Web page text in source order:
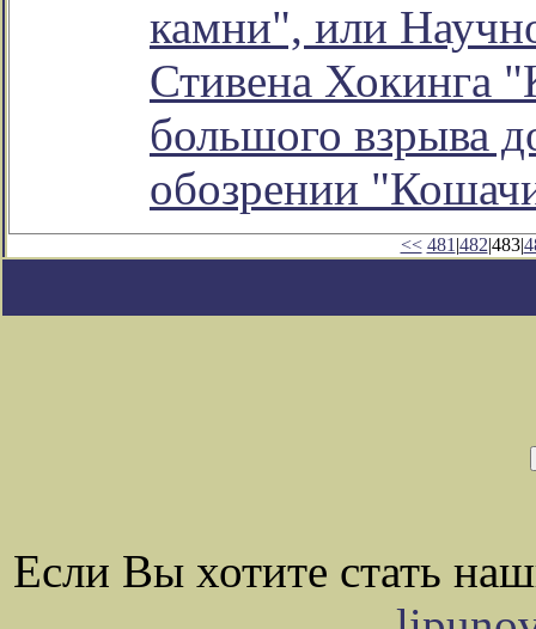
камни", или
Стивена Хокинга
большого взрыва
обозрении
<< 481 |482|483|
Если Вы хотите стать